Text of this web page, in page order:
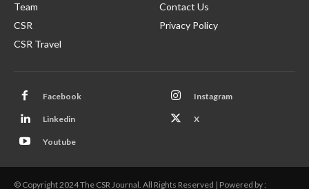
Team
CSR
CSR Travel
Contact Us
Privacy Policy
Facebook Instagram
Linkedin X
Youtube
© Copyright 2024 The CSR Journal. All Rights Reserved | Powered by :